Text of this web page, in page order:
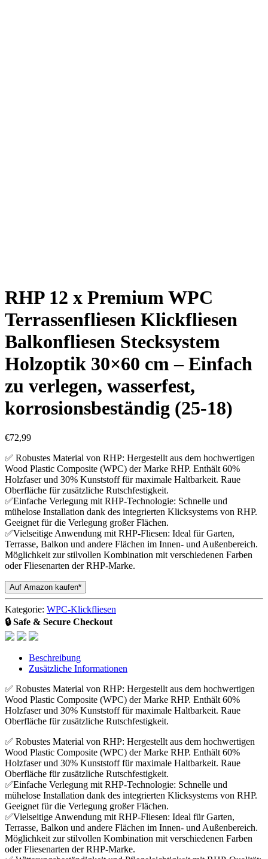
RHP 12 x Premium WPC
Terrassenfliesen Klickfliesen
Balkonfliesen Stecksystem
Holzoptik 30×60 cm – Einfach
zu verlegen, wasserfest,
korrosionsbeständig (25-18)
€72,99
✅ Robustes Material von RHP: Hergestellt aus dem hochwertigen
Wood Plastic Composite (WPC) der Marke RHP. Enthält 60%
Holzfaser und 30% Kunststoff für maximale Haltbarkeit. Raue
Oberfläche für zusätzliche Rutschfestigkeit.
✅Einfache Verlegung mit RHP-Technologie: Schnelle und
mühelose Installation dank des integrierten Klicksystems von RHP.
Geeignet für die Verlegung großer Flächen.
✅Vielseitige Anwendung mit RHP-Fliesen: Ideal für Garten,
Terrasse, Balkon und andere Flächen im Innen- und Außenbereich.
Möglichkeit zur stilvollen Kombination mit verschiedenen Farben
oder Fliesenarten der RHP-Marke.
Auf Amazon kaufen*
Kategorie: WPC-Klickfliesen
🔒 Safe & Secure Checkout
Beschreibung
Zusätzliche Informationen
✅ Robustes Material von RHP: Hergestellt aus dem hochwertigen
Wood Plastic Composite (WPC) der Marke RHP. Enthält 60%
Holzfaser und 30% Kunststoff für maximale Haltbarkeit. Raue
Oberfläche für zusätzliche Rutschfestigkeit.
✅ Robustes Material von RHP: Hergestellt aus dem hochwertigen
Wood Plastic Composite (WPC) der Marke RHP. Enthält 60%
Holzfaser und 30% Kunststoff für maximale Haltbarkeit. Raue
Oberfläche für zusätzliche Rutschfestigkeit.
✅Einfache Verlegung mit RHP-Technologie: Schnelle und
mühelose Installation dank des integrierten Klicksystems von RHP.
Geeignet für die Verlegung großer Flächen.
✅Vielseitige Anwendung mit RHP-Fliesen: Ideal für Garten,
Terrasse, Balkon und andere Flächen im Innen- und Außenbereich.
Möglichkeit zur stilvollen Kombination mit verschiedenen Farben
oder Fliesenarten der RHP-Marke.